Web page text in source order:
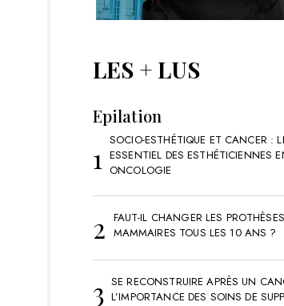
LES + LUS
Epilation
SOCIO-ESTHÉTIQUE ET CANCER :
ESSENTIEL DES ESTHÉTICIENNES
ONCOLOGIE
FAUT-IL CHANGER LES PROTHÈSES
MAMMAIRES TOUS LES 10 ANS ?
SE RECONSTRUIRE APRÈS UN
L’IMPORTANCE DES SOINS DE